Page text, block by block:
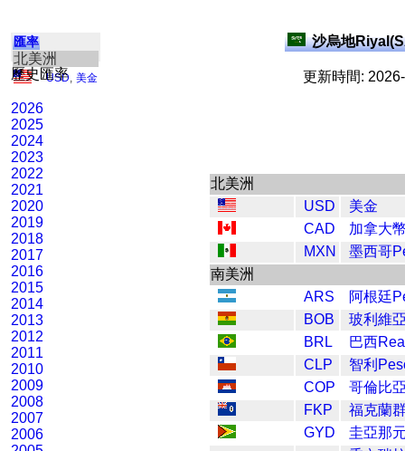
匯率
北美洲
USD 美金
歷史匯率
2026
2025
2024
2023
2022
2021
2020
2019
2018
2017
2016
2015
2014
2013
2012
2011
2010
2009
2008
2007
2006
沙烏地
更新時間:
北美洲
USD
美金
CAD
加拿大
MXN
墨西哥
南美洲
ARS
阿根廷
BOB
玻利維
BRL
巴西
CLP
智利
COP
哥倫比
FKP
福克蘭
GYD
圭亞那